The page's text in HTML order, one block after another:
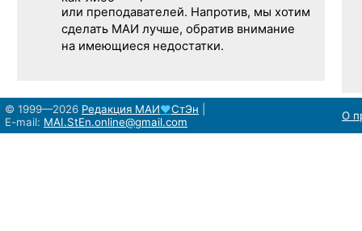
или преподавателей. Напротив, мы хотим
сделать МАИ лучше, обратив внимание
на имеющиеся недостатки.
© 1999—2026 Редакция МАИ♥СтЭн
E-mail: MAI.StEn.online@gmail.com О